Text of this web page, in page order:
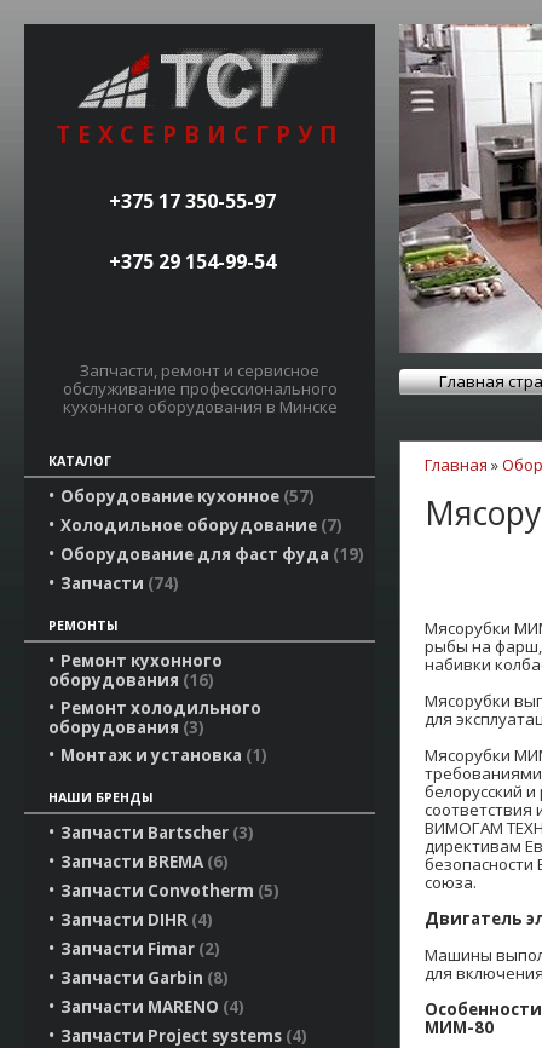
ТЕХСЕРВИСГРУП
+375 17 350-55-97
+375 29 154-99-54
Запчасти, ремонт и сервисное
обслуживание профессионального
кухонного оборудования в Минске
Главная
КАТАЛОГ
Оборудование кухонное 57
Холодильное оборудование 7
Оборудование для фаст фуда 19
Запчасти 74
РЕМОНТЫ
Ремонт кухонного
оборудования 16
Ремонт холодильного
оборудования 3
Монтаж и установка 1
НАШИ БРЕНДЫ
Запчасти Bartscher 3
Запчасти BREMA 6
Запчасти Convotherm 5
Запчасти DIHR 4
Запчасти Fimar 2
Запчасти Garbin 8
Запчасти MARENO 4
Запчасти Project systems 4
Главная »
Мясорубки
рыбы на фарш,
набивки
Мясорубки
для
Мясорубки
белорусский
ВИМОГАМ
директивам
безопасности
союза.
Двигатель
Машины
для
МИМ-80